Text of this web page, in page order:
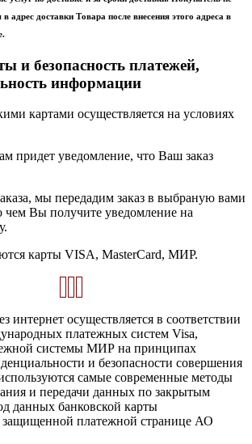
адрес доставки Товара после внесения этого адреса в
и безопасность платежей,
информации
картами осуществляется на условиях
придет уведомление, что Ваш заказ
мы передадим заказ в выбраную вами
чем Вы получите уведомление на
карты VISA, MasterCard, МИР.
интернет осуществляется в соответствии
платежных систем Visa,
системы МИР на принципах
и безопасности совершения
самые современные методы
и передачи данных по закрытым
данных банковской карты
защищенной платежной странице АО